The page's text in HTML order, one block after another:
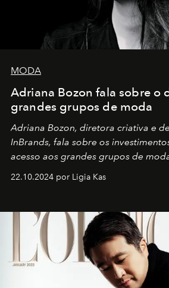
MODA
Adriana Bozon fala sobre o
grandes grupos de moda
Adriana Bozon, diretora criativa e
InBrands, fala sobre os
acesso aos grandes grupos de
22.10.2024 por Ligia Kas